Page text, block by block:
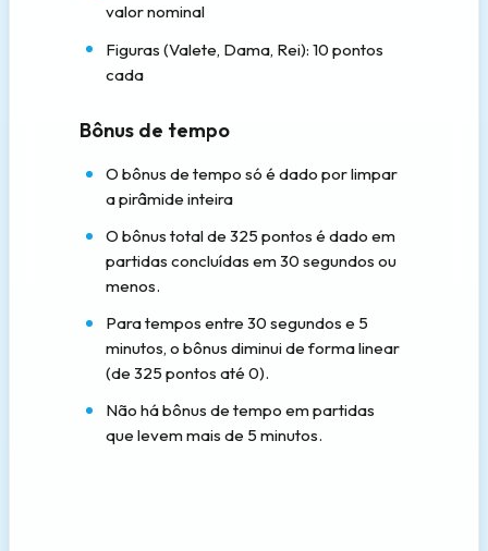
valor nominal
Figuras (Valete, Dama, Rei): 10 pontos
cada
Bônus de tempo
O bônus de tempo só é dado por limpar
a pirâmide inteira
O bônus total de 325 pontos é dado em
partidas concluídas em 30 segundos ou
menos.
Para tempos entre 30 segundos e 5
minutos, o bônus diminui de forma linear
(de 325 pontos até 0).
Não há bônus de tempo em partidas
que levem mais de 5 minutos.